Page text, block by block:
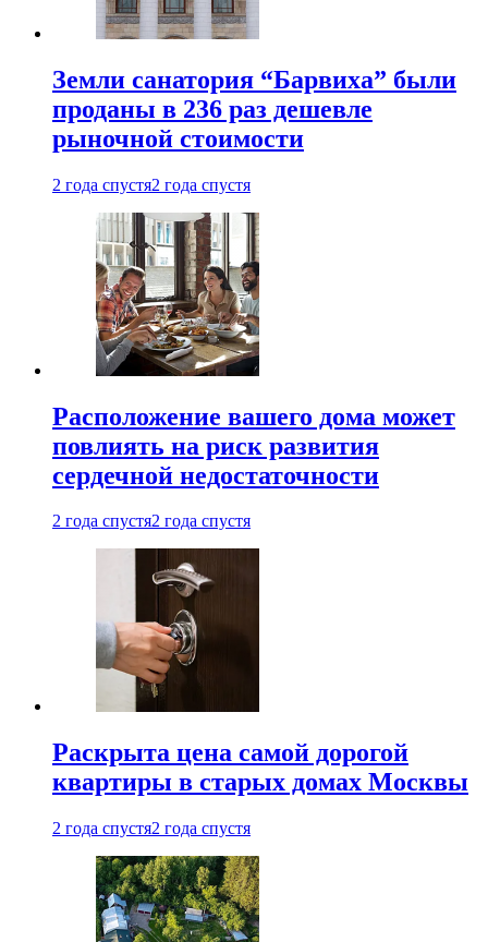
Земли санатория “Барвиха” были
проданы в 236 раз дешевле
рыночной стоимости
2 года спустя2 года спустя
Расположение вашего дома может
повлиять на риск развития
сердечной недостаточности
2 года спустя2 года спустя
Раскрыта цена самой дорогой
квартиры в старых домах Москвы
2 года спустя2 года спустя